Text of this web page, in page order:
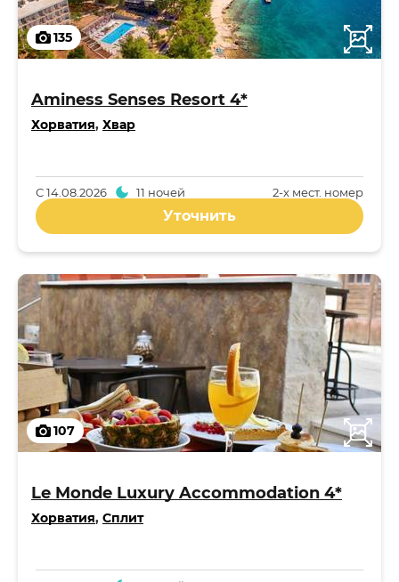
135
Aminess Senses Resort 4*
Хорватия, Хвар
2-x мест. номер
С14.08.2026 11 ночей
Уточнить
107
Le Monde Luxury Accommodation 4*
Хорватия, Сплит